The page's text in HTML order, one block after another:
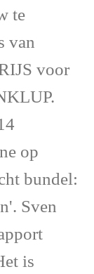
te
van
voor
op
bundel:
Sven
is